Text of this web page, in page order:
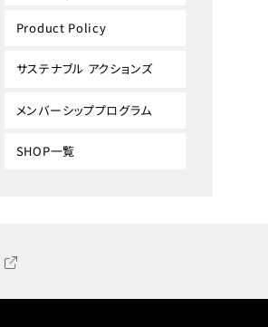
Product Policy
サステナブル アクションズ
メンバーシッププログラム
SHOP一覧